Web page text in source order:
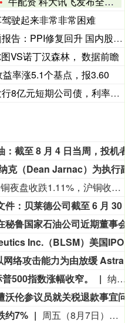
驶起来非常非常困难
：PPI修复回升 国内股指走
VS诺丁汉森林， 数据前瞻
率涨5.1个基点，报3.60
亿元短期公司债，利率1.85
国际铜夜盘收跌1.11%，沪铜收跌0.80%，沪铝收跌0.13%，沪锌收跌1.54%，沪铅收跌0.29%，沪镍收涨0.52%，沪锡收跌1.51%。氧化铝夜盘收跌0.04%，铝合金收跌0.09%。不锈钢夜盘收涨0.21%。
500指数涨幅收窄。
纳斯达克100指数和标普
约7% 周五（8月7日）欧市尾盘，ICE英国天然气期货跌0.9%，报135.680便士/千卡，本周累计下跌5.96%。TTF基准荷兰天然气期货跌5.03%，报55.380欧元/兆瓦时，本周累跌6.88%，整体呈现出M形走势、绝大部分时间处于下跌状态。ICE欧盟碳排放交易许可（期货价格）涨1.82%，报82.85欧元/吨，本周累涨2.60%。